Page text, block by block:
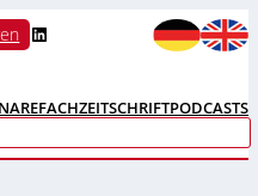
LinkedIn
FACHZEITSCHRIFTPODCASTS